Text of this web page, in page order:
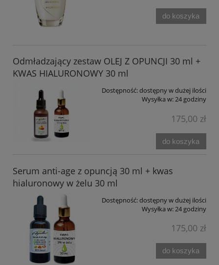
do koszyka
Odmładzający zestaw OLEJ Z OPUNCJI 30 ml +
KWAS HIALURONOWY 30 ml
Dostępność:dostępny w dużej ilości
Wysyłka w:24 godziny
175,00 zł
do koszyka
Serum anti-age z opuncją 30 ml + kwas
hialuronowy w żelu 30 ml
Dostępność:dostępny w dużej ilości
Wysyłka w:24 godziny
175,00 zł
do koszyka